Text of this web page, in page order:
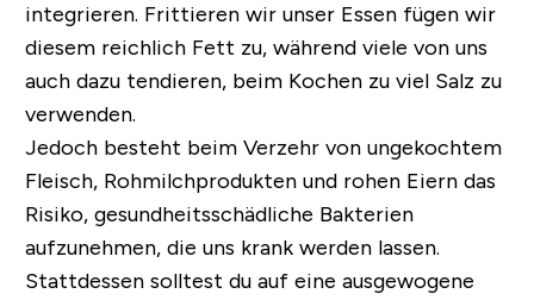
integrieren. Frittieren wir unser Essen fügen wir
diesem reichlich Fett zu, während viele von uns
auch dazu tendieren, beim Kochen zu viel Salz zu
verwenden.
Jedoch besteht beim Verzehr von ungekochtem
Fleisch, Rohmilchprodukten und rohen Eiern das
Risiko, gesundheitsschädliche Bakterien
aufzunehmen, die uns krank werden lassen.
Stattdessen solltest du auf eine ausgewogene